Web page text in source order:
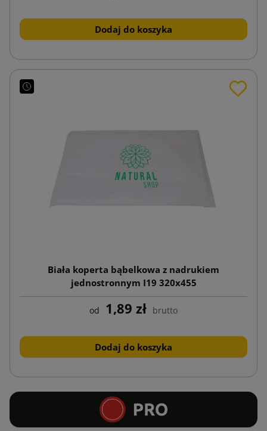
Dodaj do koszyka
Biała koperta bąbelkowa z nadrukiem
jednostronnym I19 320x455
od 1,89 zł brutto
Dodaj do koszyka